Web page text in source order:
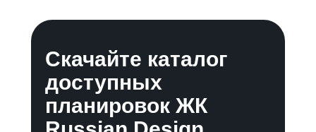
Скачайте каталог
доступных
планировок ЖК